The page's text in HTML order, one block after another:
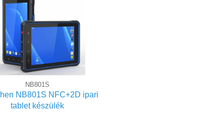
OS 10 ipari tablet
NB801S
NB801S NFC+2D ipari
tablet készülék